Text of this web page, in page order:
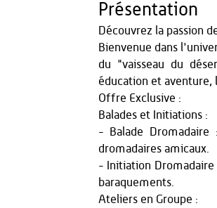
Présentation
Découvrez la passion
Bienvenue dans
du "vaisseau du
éducation et aventure,
Offre Exclusive :
Balades et Initiations :
- Balade
dromadaires amicaux.
- Initiation Dromadaire
baraquements.
Ateliers en Groupe :